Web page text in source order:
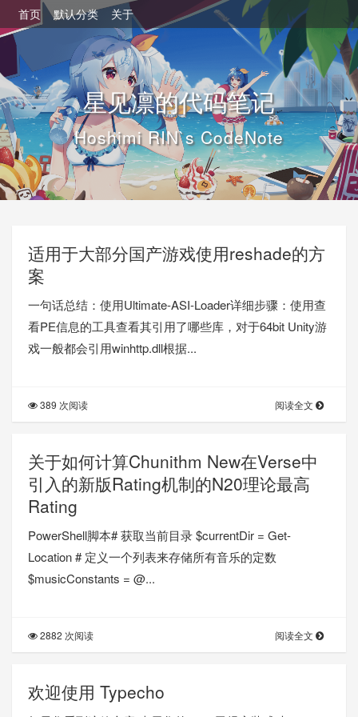
首页 默认分类 关于
星见凛的代码笔记
Hoshimi RIN`s CodeNote
适用于大部分国产游戏使用reshade的方
案
一句话总结：使用Ultimate-ASI-Loader详细步骤：使用查
看PE信息的工具查看其引用了哪些库，对于64bit Unity游
戏一般都会引用winhttp.dll根据...
389 次阅读 阅读全文
关于如何计算Chunithm New在Verse中
引入的新版Rating机制的N20理论最高
Rating
PowerShell脚本# 获取当前目录 $currentDir = Get-
Location # 定义一个列表来存储所有音乐的定数
$musicConstants = @...
2882 次阅读 阅读全文
欢迎使用 Typecho